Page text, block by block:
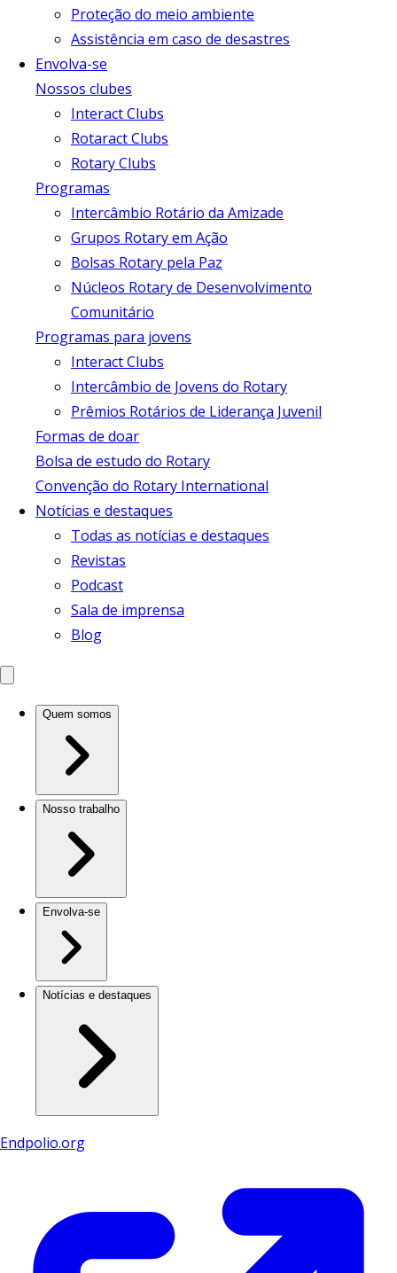
Proteção do meio ambiente
Assistência em caso de desastres
Envolva-se
Nossos clubes
Interact Clubs
Rotaract Clubs
Rotary Clubs
Programas
Intercâmbio Rotário da Amizade
Grupos Rotary em Ação
Bolsas Rotary pela Paz
Núcleos Rotary de Desenvolvimento
Comunitário
Programas para jovens
Interact Clubs
Intercâmbio de Jovens do Rotary
Prêmios Rotários de Liderança Juvenil
Formas de doar
Bolsa de estudo do Rotary
Convenção do Rotary International
Notícias e destaques
Todas as notícias e destaques
Revistas
Podcast
Sala de imprensa
Blog
Quem somos
Nosso trabalho
Envolva-se
Notícias e destaques
Endpolio.org